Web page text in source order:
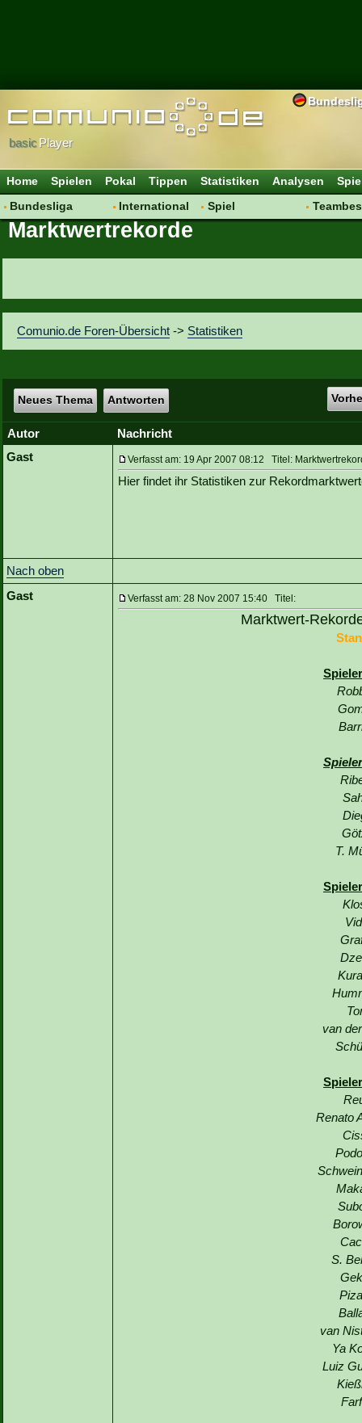
basicPlayer
Home Spielen Pokal Tippen Statistiken Analysen
Bundesliga
Hot News
Vereinsfragen
International
Vereine
Spiel
Marktwertrekorde
Comunio.de Foren-Übersicht -> Statistiken
Neues Thema Antworten
Autor
Nachricht
Gast
Verfasst am: 19 Apr 2007 08:12 Titel:
Hier findet ihr Statistiken zur
Nach oben
Gast
Verfasst am: 28 Nov 2007 15:40 Titel:
Marktwert-
T.
van
Renato
S.
van
Ya
Luiz